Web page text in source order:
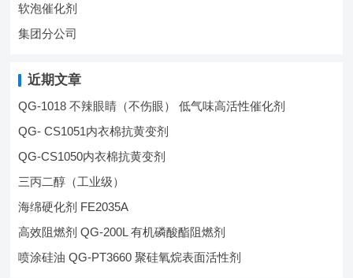
软泡催化剂
集团分公司
近期文章
QG-1018 不辣眼睛（不伤眼） 低气味高活性催化剂
QG- CS1051内衣棉抗黄变剂
QG-CS1050内衣棉抗黄变剂
三丙二醇（工业级）
海绵硬化剂 FE2035A
高效阻燃剂 QG-200L 有机磷酸酯阻燃剂
喷涂硅油 QG-PT3660 聚硅氧烷表面活性剂